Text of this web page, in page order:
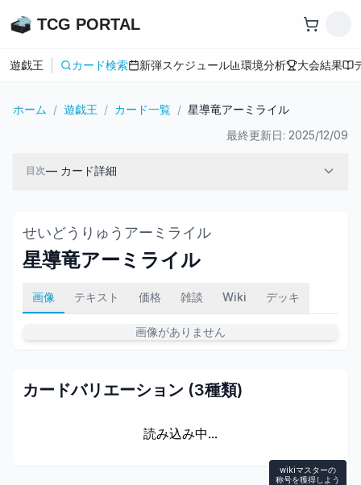
TCG PORTAL
遊戯王 カード検索 新弾スケジュール 環境分析 大会結果
ホーム / 遊戯王 / カード一覧 / 星導竜アーミライル
最終更新日: 2025/12/09
目次— カード詳細
せいどうりゅうアーミライル
星導竜アーミライル
画像 テキスト 価格 雑談 Wiki デッキ
画像がありません
カードバリエーション (3種類)
読み込み中...
wikiマスターの
称号を獲得しよう